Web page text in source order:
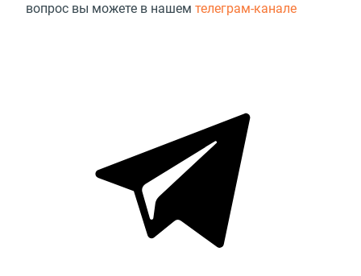
вопрос вы можете в нашем телеграм-канале